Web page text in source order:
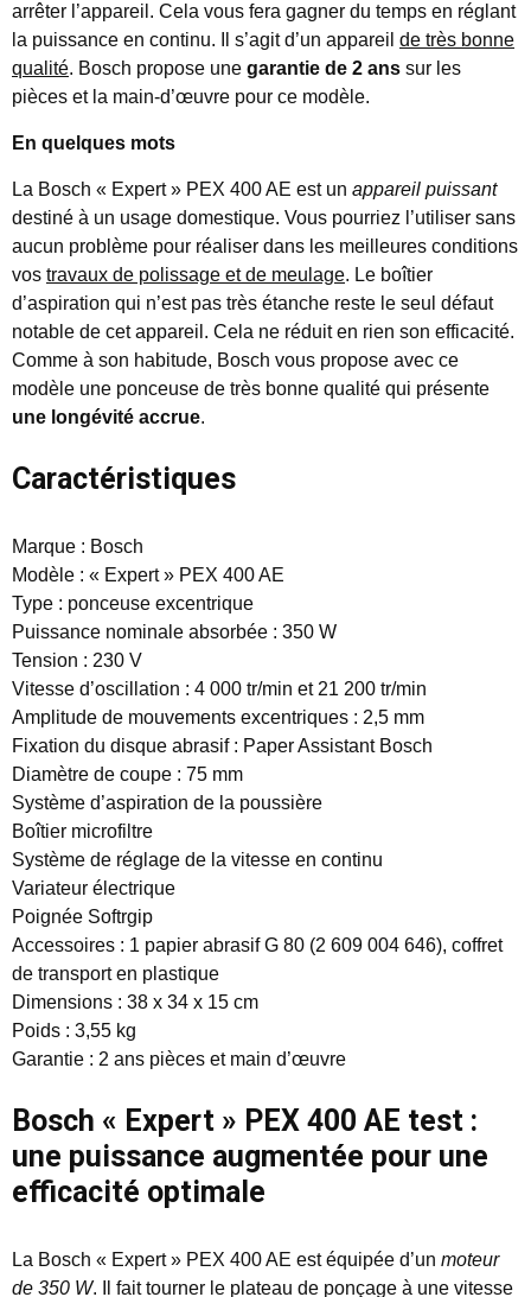
arrêter l’appareil. Cela vous fera gagner du temps en réglant
la puissance en continu. Il s’agit d’un appareil de très bonne
qualité. Bosch propose une garantie de 2 ans sur les
pièces et la main-d’œuvre pour ce modèle.
En quelques mots
La Bosch « Expert » PEX 400 AE est un appareil puissant
destiné à un usage domestique. Vous pourriez l’utiliser sans
aucun problème pour réaliser dans les meilleures conditions
vos travaux de polissage et de meulage. Le boîtier
d’aspiration qui n’est pas très étanche reste le seul défaut
notable de cet appareil. Cela ne réduit en rien son efficacité.
Comme à son habitude, Bosch vous propose avec ce
modèle une ponceuse de très bonne qualité qui présente
une longévité accrue.
Caractéristiques
Marque : Bosch
Modèle : « Expert » PEX 400 AE
Type : ponceuse excentrique
Puissance nominale absorbée : 350 W
Tension : 230 V
Vitesse d’oscillation : 4 000 tr/min et 21 200 tr/min
Amplitude de mouvements excentriques : 2,5 mm
Fixation du disque abrasif : Paper Assistant Bosch
Diamètre de coupe : 75 mm
Système d’aspiration de la poussière
Boîtier microfiltre
Système de réglage de la vitesse en continu
Variateur électrique
Poignée Softrgip
Accessoires : 1 papier abrasif G 80 (2 609 004 646), coffret
de transport en plastique
Dimensions : 38 x 34 x 15 cm
Poids : 3,55 kg
Garantie : 2 ans pièces et main d’œuvre
Bosch « Expert » PEX 400 AE test :
une puissance augmentée pour une
efficacité optimale
La Bosch « Expert » PEX 400 AE est équipée d’un moteur
de 350 W. Il fait tourner le plateau de ponçage à une vitesse